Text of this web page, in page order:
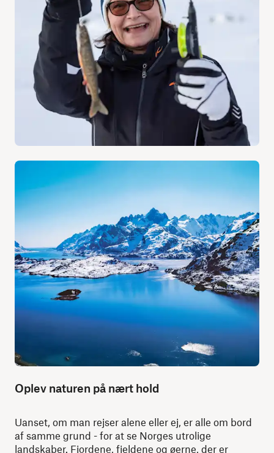
Oplev naturen på nært hold
Uanset, om man rejser alene eller ej, er alle om bord
af samme grund - for at se Norges utrolige
landskaber. Fjordene, fjeldene og øerne, der er